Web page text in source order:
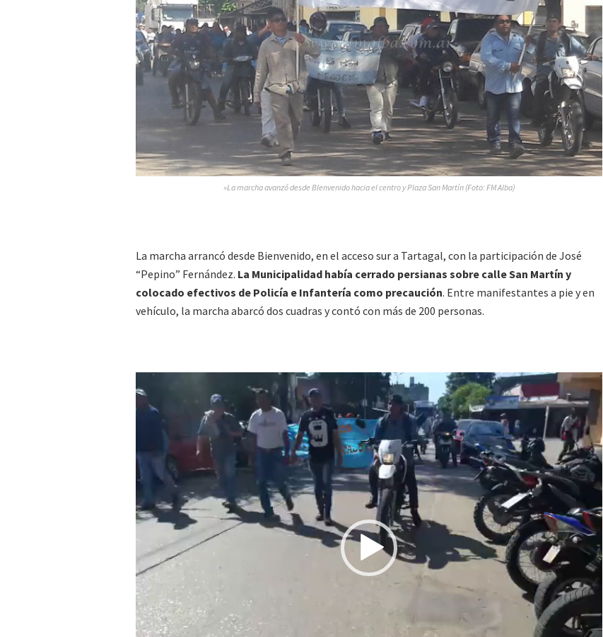
»La marcha avanzó desde BIenvenido hacia el centro y Plaza San Martín (Foto: FM Alba)
La marcha arrancó desde Bienvenido, en el acceso sur a Tartagal, con la participación de José
“Pepino” Fernández. La Municipalidad había cerrado persianas sobre calle San Martín y
colocado efectivos de Policía e Infantería como precaución. Entre manifestantes a pie y en
vehículo, la marcha abarcó dos cuadras y contó con más de 200 personas.
de